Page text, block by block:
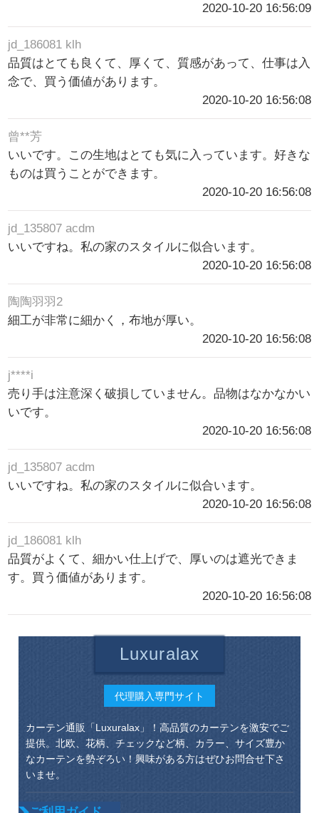
2020-10-20 16:56:09
jd_186081 klh
品質はとても良くて、厚くて、質感があって、仕事は入
念で、買う価値があります。
2020-10-20 16:56:08
曾**芳
いいです。この生地はとても気に入っています。好きな
ものは買うことができます。
2020-10-20 16:56:08
jd_135807 acdm
いいですね。私の家のスタイルに似合います。
2020-10-20 16:56:08
陶陶羽羽2
細工が非常に細かく，布地が厚い。
2020-10-20 16:56:08
j****i
売り手は注意深く破損していません。品物はなかなかい
いです。
2020-10-20 16:56:08
jd_135807 acdm
いいですね。私の家のスタイルに似合います。
2020-10-20 16:56:08
jd_186081 klh
品質がよくて、細かい仕上げで、厚いのは遮光できま
す。買う価値があります。
2020-10-20 16:56:08
Luxuralax
代理購入専門サイト
カーテン通販「Luxuralax」！高品質のカーテンを激安でご
提供。北欧、花柄、チェックなど柄、カラー、サイズ豊か
なカーテンを勢ぞろい！興味がある方はぜひお問合せ下さ
いませ。